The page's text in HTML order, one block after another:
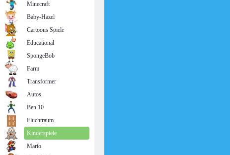
Minecraft
Baby-Hazel
Cartoons Spiele
Educational
SpongeBob
Farm
Transformer
Autos
Ben 10
Fluchtraum
Kinderspiele
Mario